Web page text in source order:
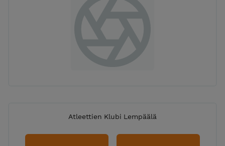
Atleettien Klubi Lempäälä